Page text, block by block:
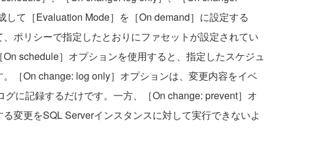
して［Evaluation Mode］を［On demand］に設定する
ポリシーで指定したとおりにファセットが設定されてい
schedule］オプションを使用すると、指定したスケジュ
［On change: log only］オプションは、変更内容をイベ
グに記録するだけです。一方、［On change: prevent］オ
変更をSQL Serverインスタンスに対して実行できないよ